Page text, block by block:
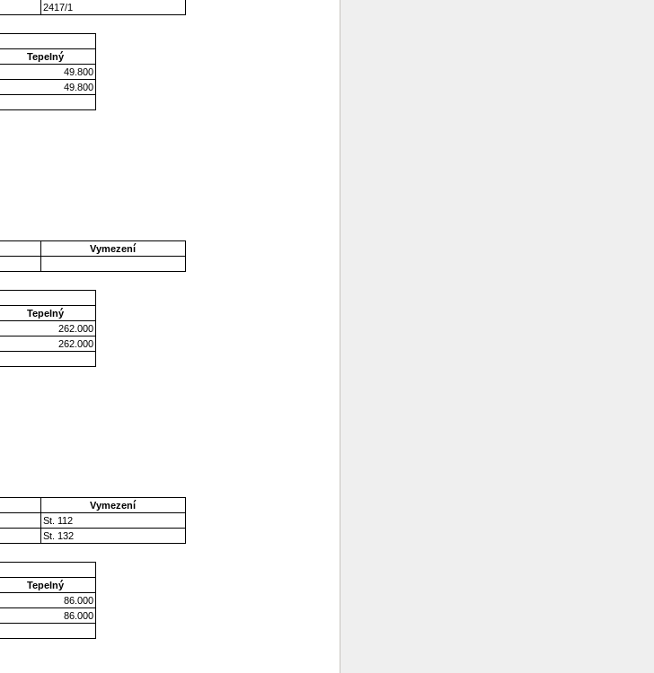
2417/1
Tepelný
49.800
49.800
Vymezení
Tepelný
262.000
262.000
Vymezení
St. 112
St. 132
Tepelný
86.000
86.000